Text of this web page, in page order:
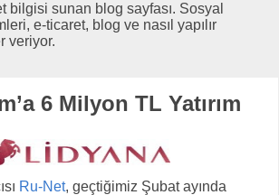
bilgisi sunan blog sayfası. Sosyal
e-ticaret, blog ve nasıl yapılır
veriyor.
6 Milyon TL Yatırım
Ru-Net, geçtiğimiz Şubat ayında